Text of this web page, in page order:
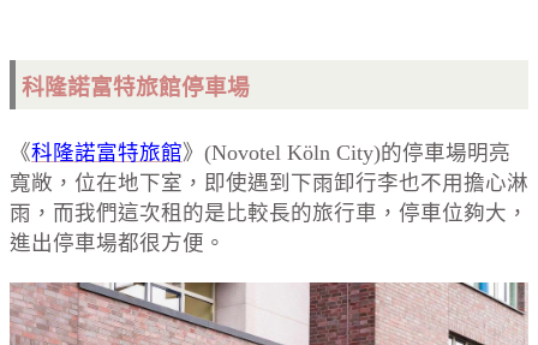
科隆諾富特旅館停車場
《科隆諾富特旅館》(Novotel Köln City)的停車場明亮
寬敞，位在地下室，即使遇到下雨卸行李也不用擔心淋
雨，而我們這次租的是比較長的旅行車，停車位夠大，
進出停車場都很方便。